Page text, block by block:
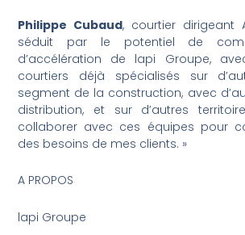
Philippe Cubaud, courtier dirigeant
séduit par le potentiel de
d’accélération de lapi Groupe,
courtiers déjà spécialisés sur
segment de la construction, avec
distribution, et sur d’autres
collaborer avec ces équipes pour
des besoins de mes clients. »
A PROPOS
lapi Groupe